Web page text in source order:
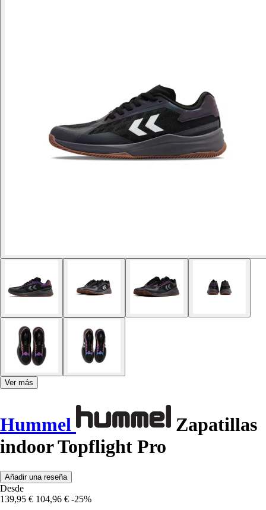
Ver más
Hummel
Zapatillas
indoor Topflight Pro
Añadir una reseña
Desde
139,95 € 104,96 € -25%